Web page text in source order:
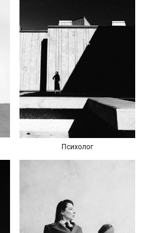
Психолог